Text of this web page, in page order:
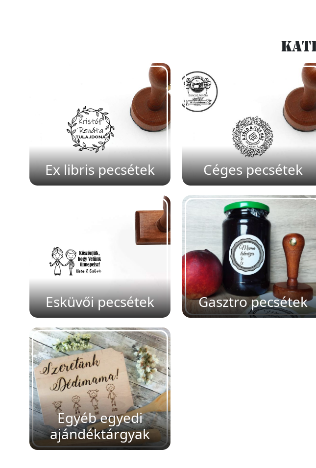
Ex libris pecsétek Céges pecsétek
Esküvői pecsétek Gasztro pecsétek
Egyéb egyedi
ajándéktárgyak